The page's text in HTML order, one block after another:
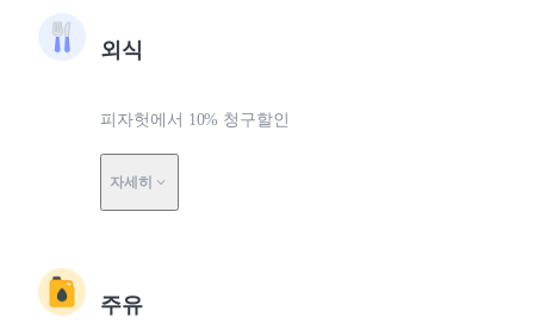
외식
피자헛에서 10% 청구할인
자세히
주유